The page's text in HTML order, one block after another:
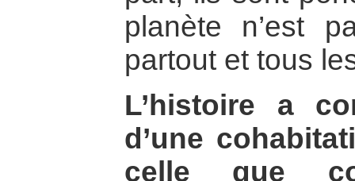
planète n’est
partout et tous
L’histoire a
d’une
celle que